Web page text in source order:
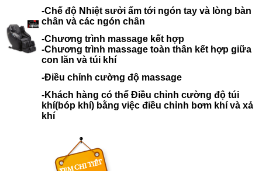
-Chế độ Nhiệt sưởi ấm tới ngón tay và lòng bàn
chân và các ngón chân
-Chương trình massage kết hợp
-Chương trình massage toàn thân kết hợp giữa
con lăn và túi khí
-Điều chỉnh cường độ massage
-Khách hàng có thể Điều chỉnh cường độ túi
khí(bóp khí) bằng việc điều chỉnh bơm khí và xả
khí